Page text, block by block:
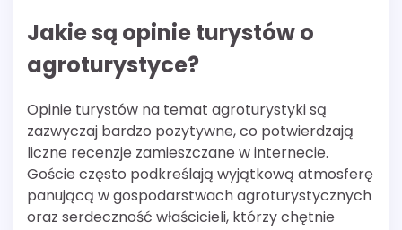
Jakie są opinie turystów o
agroturystyce?
Opinie turystów na temat agroturystyki są
zazwyczaj bardzo pozytywne, co potwierdzają
liczne recenzje zamieszczane w internecie.
Goście często podkreślają wyjątkową atmosferę
panującą w gospodarstwach agroturystycznych
oraz serdeczność właścicieli, którzy chętnie